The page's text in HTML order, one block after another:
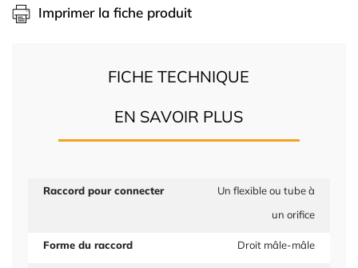
Imprimer la fiche produit
FICHE TECHNIQUE
EN SAVOIR PLUS
Raccord pour connecter
Un flexible ou tube à
un orifice
Forme du raccord Droit mâle-mâle